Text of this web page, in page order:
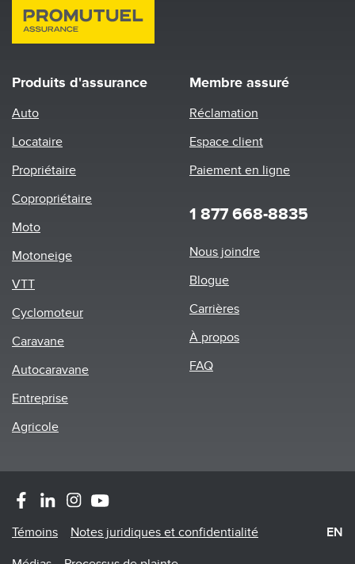
Produits d'assurance
Auto
Locataire
Propriétaire
Copropriétaire
Moto
Motoneige
VTT
Cyclomoteur
Caravane
Autocaravane
Entreprise
Agricole
Membre assuré
Réclamation
Espace client
Paiement en ligne
1 877 668-8835
Footer
Nous joindre
Blogue
Carrières
À propos
FAQ
Footer
Témoins
Notes juridiques et confidentialité
EN